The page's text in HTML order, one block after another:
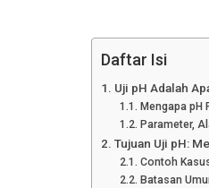
Daftar Isi
Uji pH Adalah
Mengapa pH
Parameter,
Tujuan Uji pH:
Contoh
Batasan